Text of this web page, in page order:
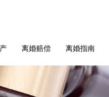
离婚赔偿 离婚指南